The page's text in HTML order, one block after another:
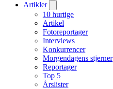
Artikler
10 hurtige
Artikel
Fotoreportager
Interviews
Konkurrencer
Morgendagens stjerner
Reportager
Top 5
Årslister